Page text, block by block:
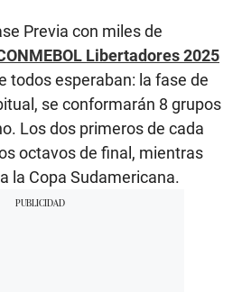
Previa con miles de
Libertadores 2025
todos esperaban: la fase de
se conformarán 8 grupos
Los dos primeros de cada
octavos de final, mientras
la Copa Sudamericana.